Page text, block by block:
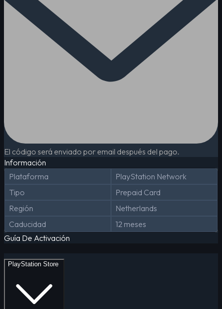
El código será enviado por email después del pago.
Información
Plataforma
PlayStation Network
Tipo
Prepaid Card
Región
Netherlands
Caducidad
12 meses
Guía De Activación
PlayStation Store